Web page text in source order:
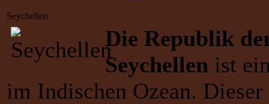
Seychellen
Die Republik
Seychellen ist
im Indischen Ozean.